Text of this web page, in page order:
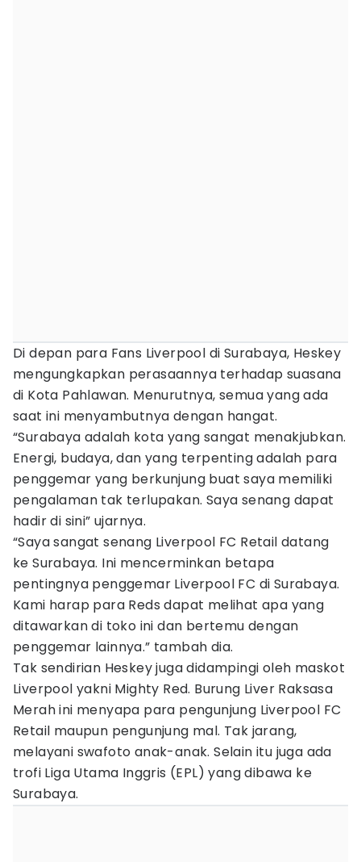
Di depan para Fans Liverpool di Surabaya, Heskey
mengungkapkan perasaannya terhadap suasana
di Kota Pahlawan. Menurutnya, semua yang ada
saat ini menyambutnya dengan hangat.
“Surabaya adalah kota yang sangat menakjubkan.
Energi, budaya, dan yang terpenting adalah para
penggemar yang berkunjung buat saya memiliki
pengalaman tak terlupakan. Saya senang dapat
hadir di sini” ujarnya.
“Saya sangat senang Liverpool FC Retail datang
ke Surabaya. Ini mencerminkan betapa
pentingnya penggemar Liverpool FC di Surabaya.
Kami harap para Reds dapat melihat apa yang
ditawarkan di toko ini dan bertemu dengan
penggemar lainnya.” tambah dia.
Tak sendirian Heskey juga didampingi oleh maskot
Liverpool yakni Mighty Red. Burung Liver Raksasa
Merah ini menyapa para pengunjung Liverpool FC
Retail maupun pengunjung mal. Tak jarang,
melayani swafoto anak-anak. Selain itu juga ada
trofi Liga Utama Inggris (EPL) yang dibawa ke
Surabaya.